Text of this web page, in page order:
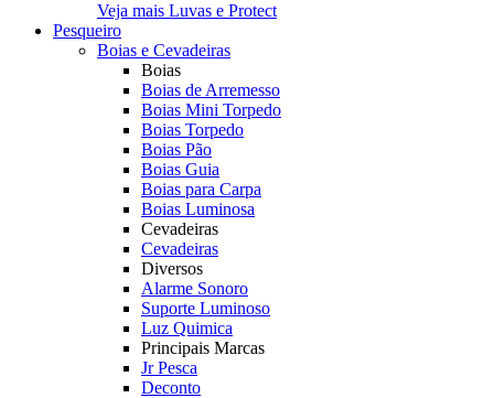
Veja mais Luvas e Protect
Pesqueiro
Boias e Cevadeiras
Boias
Boias de Arremesso
Boias Mini Torpedo
Boias Torpedo
Boias Pão
Boias Guia
Boias para Carpa
Boias Luminosa
Cevadeiras
Cevadeiras
Diversos
Alarme Sonoro
Suporte Luminoso
Luz Quimica
Principais Marcas
Jr Pesca
Deconto